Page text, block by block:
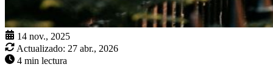
14 nov., 2025
Actualizado: 27 abr., 2026
4 min lectura